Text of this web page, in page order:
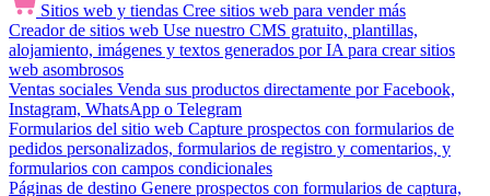
Sitios web y tiendas Cree sitios web para vender más
Creador de sitios web Use nuestro CMS gratuito, plantillas,
alojamiento, imágenes y textos generados por IA para crear sitios
web asombrosos
Ventas sociales Venda sus productos directamente por Facebook,
Instagram, WhatsApp o Telegram
Formularios del sitio web Capture prospectos con formularios de
pedidos personalizados, formularios de registro y comentarios, y
formularios con campos condicionales
Páginas de destino Genere prospectos con formularios de captura,